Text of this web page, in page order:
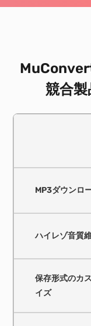
競合
MP3ダウンロ
ハイレゾ音質
保存形式のカ
イズ